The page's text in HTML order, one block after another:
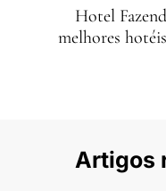
Hotel
melhores
Artigos